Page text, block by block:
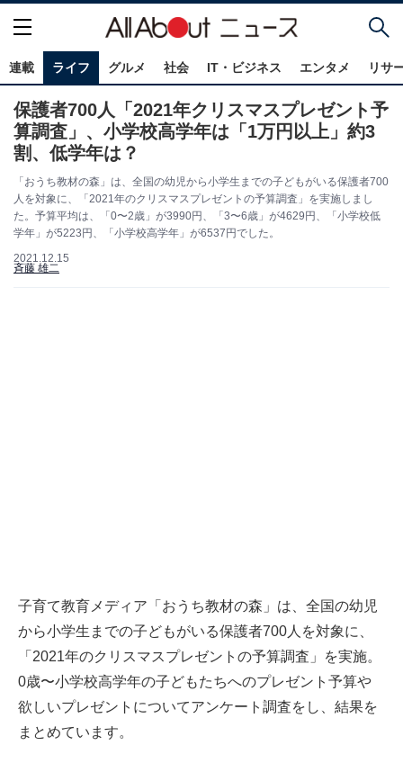
連載 ライフ グルメ 社会 IT・ビジネス エンタメ リサ
保護者700人「2021年クリスマスプレゼント予
算調査」、小学校高学年は「1万円以上」約3
割、低学年は？
「おうち教材の森」は、全国の幼児から小学生までの子どもがいる保護者700
人を対象に、「2021年のクリスマスプレゼントの予算調査」を実施しまし
た。予算平均は、「0〜2歳」が3990円、「3〜6歳」が4629円、「小学校低
学年」が5223円、「小学校高学年」が6537円でした。
2021.12.15
斉藤 雄二
子育て教育メディア「おうち教材の森」は、全国の幼児
から小学生までの子どもがいる保護者700人を対象に、
「2021年のクリスマスプレゼントの予算調査」を実施。
0歳〜小学校高学年の子どもたちへのプレゼント予算や
欲しいプレゼントについてアンケート調査をし、結果を
まとめています。